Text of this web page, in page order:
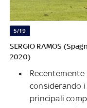
5/19
SERGIO RAMOS
2020)
Recentemente
considerando
principali